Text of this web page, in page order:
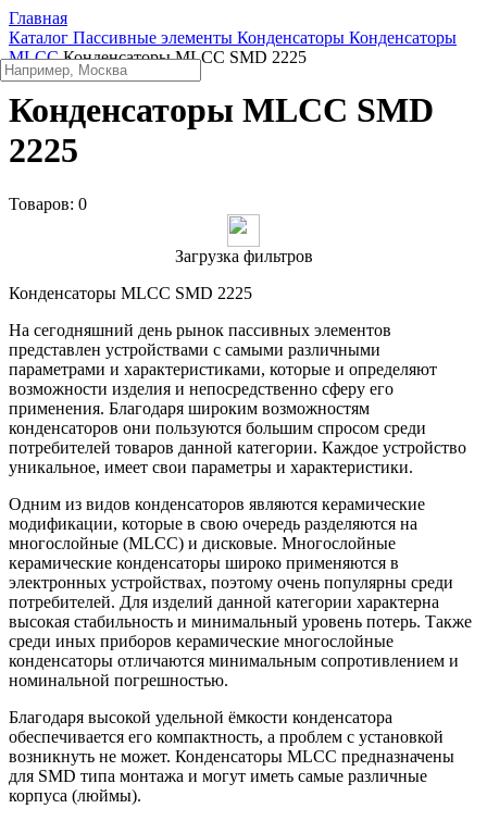
Главная
Каталог Пассивные элементы Конденсаторы Конденсаторы
MLCC Конденсаторы MLCC SMD 2225
Конденсаторы MLCC SMD
2225
Товаров: 0
Загрузка фильтров
Конденсаторы MLCC SMD 2225
На сегодняшний день рынок пассивных элементов
представлен устройствами с самыми различными
параметрами и характеристиками, которые и определяют
возможности изделия и непосредственно сферу его
применения. Благодаря широким возможностям
конденсаторов они пользуются большим спросом среди
потребителей товаров данной категории. Каждое устройство
уникальное, имеет свои параметры и характеристики.
Одним из видов конденсаторов являются керамические
модификации, которые в свою очередь разделяются на
многослойные (MLCC) и дисковые. Многослойные
керамические конденсаторы широко применяются в
электронных устройствах, поэтому очень популярны среди
потребителей. Для изделий данной категории характерна
высокая стабильность и минимальный уровень потерь. Также
среди иных приборов керамические многослойные
конденсаторы отличаются минимальным сопротивлением и
номинальной погрешностью.
Благодаря высокой удельной ёмкости конденсатора
обеспечивается его компактность, а проблем с установкой
возникнуть не может. Конденсаторы MLCC предназначены
для SMD типа монтажа и могут иметь самые различные
корпуса (люймы).